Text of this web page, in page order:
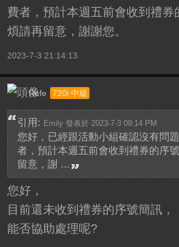
費者，預計本週五前會收到禮券
煩請再留意，謝謝您。
2023-7-3 21:14:13
Refe 720i 中級
引用: Emily 發表於 2023-7-3 09:14 PM
您好，已經跟活動小組確認沒有問
者，預計本週五前會收到禮券的序
留意，謝 ...
您好，
目前還未收到禮券的序號簡訊，
能否協助處理呢?